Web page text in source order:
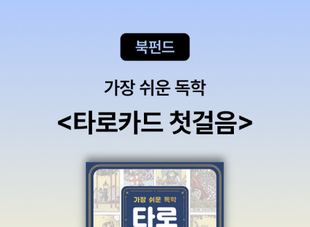
에 붙이는 각주》(밥 엑스타인/최세희 옮김, 현대문학, 2019.4.30.)
《숲에서 살려낸 우리말》(숲노래·최종규 글, 강우근 그림, 철수와영희,
“말꽃 짓는 책숲(사전 짓는 서재도서관)”을 꾸린다. 1992년부터 이
길을 걸었고, 쓴 책으로 《곁책》, 《쉬운 말이 평화》, 《책숲마실》, 《우
리말 수수께끼 동시》, 《새로 쓰는 우리말 꾸러미 사전》, 《우리말 글쓰
기 사전》, 《이오덕 마음 읽기》, 《새로 쓰는 비슷한말 꾸러미 사전》,
《읽는 우리말 사전 1·2·3》, 《우리말 동시 사전》, 《새로 쓰는 겹말 꾸
러미 사전》, 《시골에서 도서관 하는 즐거움》, 《시골에서 살림 짓는 즐
거움》, 《시골에서 책 읽는 즐거움》, 《마을에서 살려낸 우리말》, 《숲
ㅎㅎ 그냥 추측이다. 굉장히 내밀한 사유이거나, 너무 몽상적인 관찰
이거나. 좋아할 사람은 몹시 좋아하고, 싫어할 사람은 엄청나게 싫어
리즈. 살림경력 10+x년이지만 여전히 살림력 빵점의 아줌마. 도움받
을 내용이 있을까 목차를 살펴보니 저보다는 혼자 생활을 막 꾸리기
시작한 살림초년병들에게 더 유용하겠어요. '인문학'은 야망이 과하
용은 굉장히 재미있어 보입니다. 여기엔 사견 없... 일단 목차 한 번
봐보시길. 아이들 철학 입문서로 굉장히 적절해 보이는데요. 목차만
봐도 재미있음.• 짤과 밈 : 네트워크의 예술 장르(feat. 리처드 도킨